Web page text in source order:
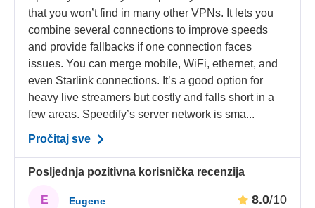
that you won’t find in many other VPNs. It lets you
combine several connections to improve speeds
and provide fallbacks if one connection faces
issues. You can merge mobile, WiFi, ethernet, and
even Starlink connections. It’s a good option for
heavy live streamers but costly and falls short in a
few areas. Speedify’s server network is sma...
Pročitaj sve
Posljednja pozitivna korisnička recenzija
E Eugene 8.0/10